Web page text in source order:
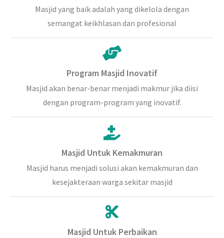
Masjid yang baik adalah yang dikelola dengan
semangat keikhlasan dan profesional
Program Masjid Inovatif
Masjid akan benar-benar menjadi makmur jika diisi
dengan program-program yang inovatif.
Masjid Untuk Kemakmuran
Masjid harus menjadi solusi akan kemakmuran dan
kesejakteraan warga sekitar masjid
Masjid Untuk Perbaikan